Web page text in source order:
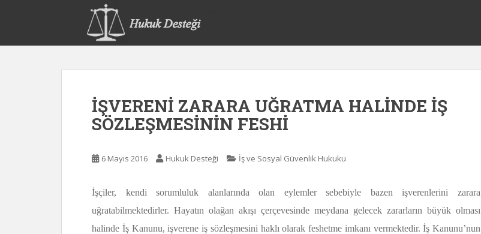
p
İŞVERENİ ZARARA UĞRATMA HALİNDE İŞ
SÖZLEŞMESİNİN FESHİ
6 Mayıs 2016 Hukuk Desteği İş ve Sosyal Güvenlik Hukuku
İşçiler, kendi sorumluluk alanlarında olan eylemler sebebiyle bazen işverenlerini zarara
uğratabilmektedirler. Hayatın olağan akışı çerçevesinde meydana gelecek zararların büyük olması
halinde İş Kanunu, işverene iş sözleşmesini haklı olarak feshetme imkanı vermektedir. İş Kanunu’nun